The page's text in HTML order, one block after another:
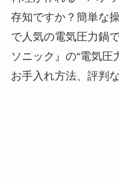
存知ですか？簡単な
で人気の電気圧力鍋
ソニック』の“電気圧
お手入れ方法、評判